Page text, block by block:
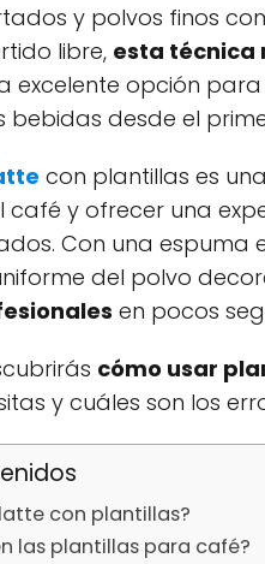
y polvos finos
libre, esta técnica
excelente opción
bebidas desde el
con plantillas es
café y ofrecer una
Con una
del polvo
en pocos
cómo usar
y cuáles son los
con plantillas?
las plantillas para café?